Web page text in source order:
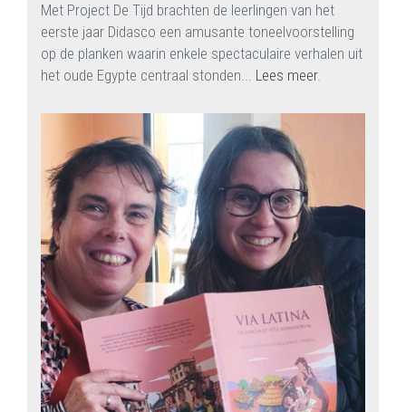
Met Project De Tijd brachten de leerlingen van het
eerste jaar Didasco een amusante toneelvoorstelling
op de planken waarin enkele spectaculaire verhalen uit
het oude Egypte centraal stonden... Lees meer.